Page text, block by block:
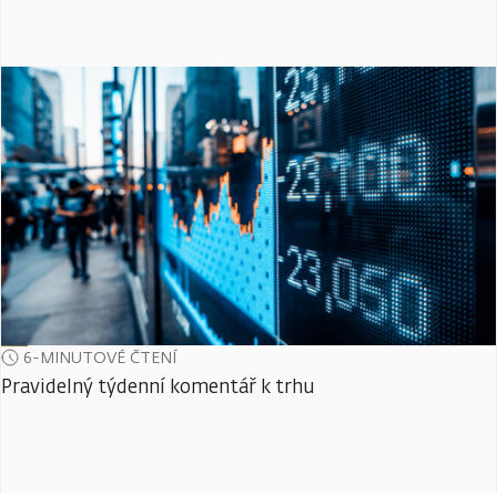
6-MINUTOVÉ ČTENÍ
Pravidelný týdenní komentář k trhu